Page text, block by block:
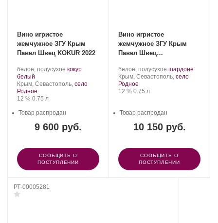
Вино игристое
жемчужное ЗГУ Крым
Павел Швец KOKUR 2022
Производитель:
UPPA
WINERY.
белое, полусухое .
винограда:
кокур
белый
Регион:
Крым, Севастополь, село
Родное
Крепость
12 %. Объем
0.75 л
9 600 руб.
Товар распродан
СООБЩИТЬ О
ПОСТУПЛЕНИИ
Вино игристое
жемчужное ЗГУ Крым
Павел Швец
Производитель:
UPPA
WINERY.
белое, полусухое .
Сорт
шардоне
Регион:
Крым, Севастополь, село
Родное
Крепость
12 %. Объем
0.75 л
10 150 руб.
Товар распродан
СООБЩИТЬ О
ПОСТУПЛЕНИИ
РТ-00005281